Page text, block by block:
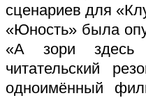
сценариев для
«Юность» была
«А зори здесь
читательский
одноимённый